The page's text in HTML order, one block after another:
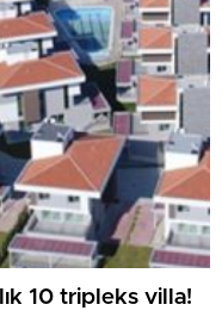
10 tripleks villa!